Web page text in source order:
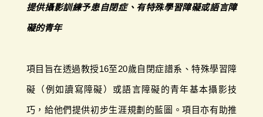
提供攝影訓練予患自閉症、有特殊學習障礙或語言障
礙的青年
項目旨在透過教授16至20歲自閉症譜系、特殊學習障
礙（例如讀寫障礙）或語言障礙的青年基本攝影技
巧，給他們提供初步生涯規劃的藍圖。項目亦有助推